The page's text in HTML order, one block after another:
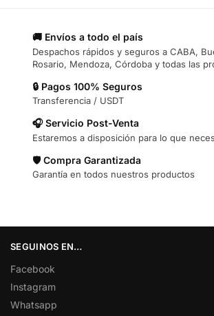
🚚 Envíos a todo el país
Despachos rápidos y seguros a CABA,
Rosario, Mendoza, Córdoba y todas las
🔒 Pagos 100% Seguros
Transferencia / USDT
🎧 Servicio Post-Venta
Estaremos a disposición para lo que
🛡️ Compra Garantizada
Garantía en todos nuestros productos
SEGUINOS EN…
Facebook
Instagram
Whatsapp